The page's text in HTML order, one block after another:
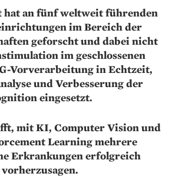
hat an fünf weltweit führenden
im Bereich der
geforscht und dabei nicht
im geschlossenen
Vorverarbeitung in Echtzeit,
und Verbesserung der
eingesetzt.
mit KI, Computer Vision und
Learning mehrere
Erkrankungen erfolgreich
vorherzusagen.